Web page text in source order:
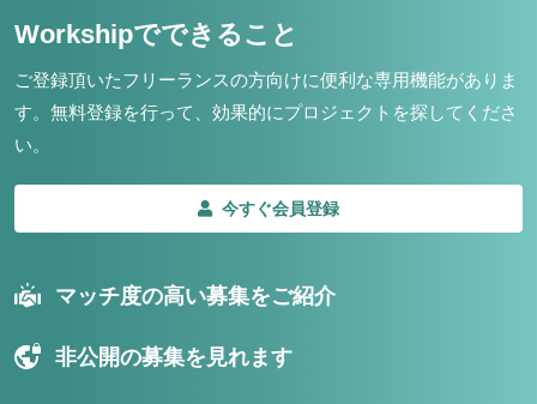
Workshipでできること
ご登録頂いたフリーランスの方向けに便利な専用機能がありま
す。 無料登録を行って、効果的にプロジェクトを探してくださ
い。
今すぐ会員登録
マッチ度の高い募集をご紹介
非公開の募集を見れます